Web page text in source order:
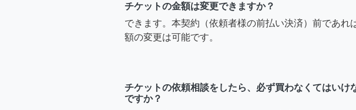
チケットの金額は変更できますか？
できます。本契約（依頼者様の前払い決済）前であれ
額の変更は可能です。
チケットの依頼相談をしたら、必ず買わなくてはいけ
ですか？